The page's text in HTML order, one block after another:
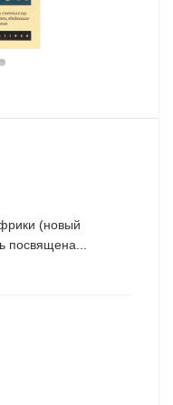
(новый
посвящена...